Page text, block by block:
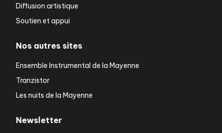
Diffusion artistique
Soutien et appui
Nos autres sites
Ensemble Instrumental de la Mayenne
Tranzistor
Les nuits de la Mayenne
Newsletter